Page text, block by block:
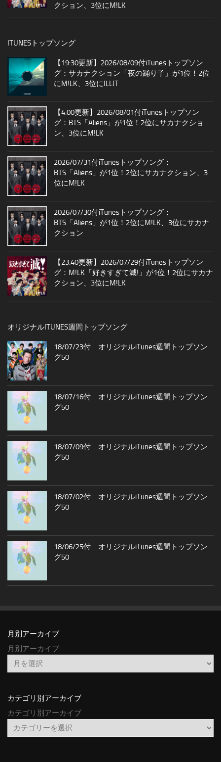
クション、3位にM!LK
ITUNESトップソング
【19:30更新】2026/08/09付iTunesトップソン
グ：サカナクション「夜の踊り子」が1位！2位
にM!LK、3位にILLIT
【4:00更新】2026/08/01付iTunesトップソン
グ：BTS「Aliens」が1位！2位にサカナクショ
ン、3位にM!LK
2026/07/31付iTunesトップソング：
BTS「Aliens」が1位！2位にサカナクション、3
位にM!LK
2026/07/30付iTunesトップソング：
BTS「Aliens」が1位！2位にM!LK、3位にサカナ
クション
【23:40更新】2026/07/29付iTunesトップソン
グ：M!LK「好きすぎて滅!」が1位！2位にサカナ
クション、3位にM!LK
オリジナルITUNES週間トップソング
18/07/23付 オリジナルiTunes週間トップソン
グ50
18/07/16付 オリジナルiTunes週間トップソン
グ50
18/07/09付 オリジナルiTunes週間トップソン
グ50
18/07/02付 オリジナルiTunes週間トップソン
グ50
18/06/25付 オリジナルiTunes週間トップソン
グ50
月別アーカイブ
月別アーカイブ
カテゴリ別アーカイブ
カテゴリ別アーカイブ